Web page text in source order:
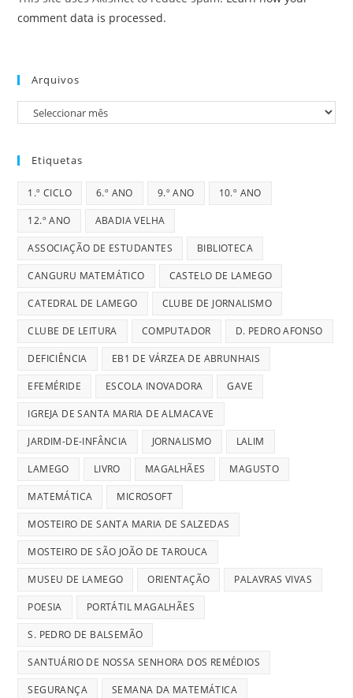
comment data is processed.
Arquivos
Arquivos
Etiquetas
1.º CICLO 6.º ANO 9.º ANO 10.º ANO
12.º ANO ABADIA VELHA
ASSOCIAÇÃO DE ESTUDANTES BIBLIOTECA
CANGURU MATEMÁTICO CASTELO DE LAMEGO
CATEDRAL DE LAMEGO CLUBE DE JORNALISMO
CLUBE DE LEITURA COMPUTADOR D. PEDRO AFONSO
DEFICIÊNCIA EB1 DE VÁRZEA DE ABRUNHAIS
EFEMÉRIDE ESCOLA INOVADORA GAVE
IGREJA DE SANTA MARIA DE ALMACAVE
JARDIM-DE-INFÂNCIA JORNALISMO LALIM
LAMEGO LIVRO MAGALHÃES MAGUSTO
MATEMÁTICA MICROSOFT
MOSTEIRO DE SANTA MARIA DE SALZEDAS
MOSTEIRO DE SÃO JOÃO DE TAROUCA
MUSEU DE LAMEGO ORIENTAÇÃO PALAVRAS VIVAS
POESIA PORTÁTIL MAGALHÃES
S. PEDRO DE BALSEMÃO
SANTUÁRIO DE NOSSA SENHORA DOS REMÉDIOS
SEGURANÇA SEMANA DA MATEMÁTICA